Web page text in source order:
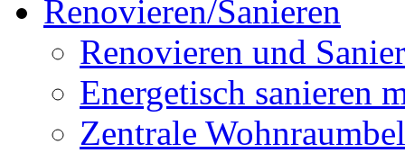
Renovieren/Sanieren
Renovieren und
Energetisch sanieren
Zentrale